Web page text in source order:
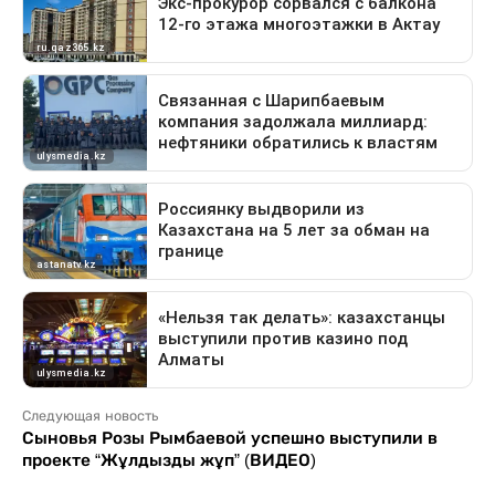
Следующая новость
Сыновья Розы Рымбаевой успешно выступили в
проекте “Жұлдызды жұп” (ВИДЕО)